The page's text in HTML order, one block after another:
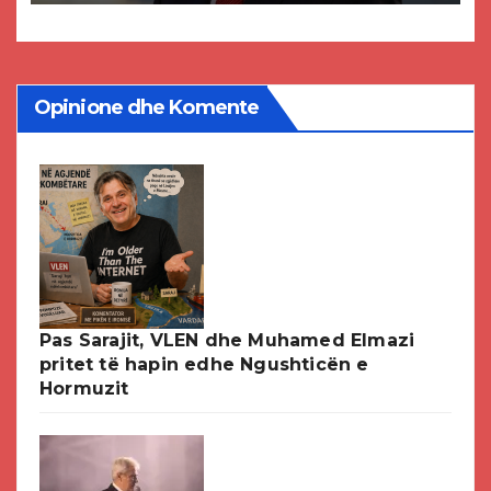
DPMNE-së
Opinione dhe Komente
Pas Sarajit, VLEN dhe Muhamed Elmazi
pritet të hapin edhe Ngushticën e
Hormuzit